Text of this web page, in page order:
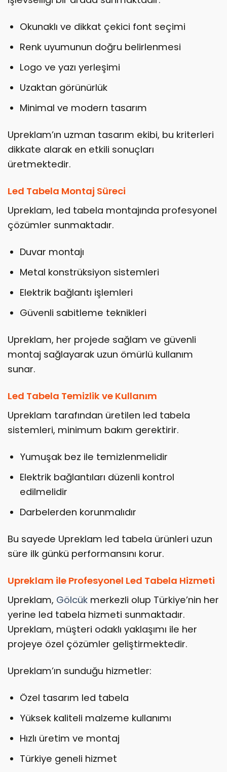
Okunaklı ve dikkat çekici font seçimi
Renk uyumunun doğru belirlenmesi
Logo ve yazı yerleşimi
Uzaktan görünürlük
Minimal ve modern tasarım
Upreklam’ın uzman tasarım ekibi, bu kriterleri
dikkate alarak en etkili sonuçları
üretmektedir.
Led Tabela Montaj Süreci
Upreklam, led tabela montajında profesyonel
çözümler sunmaktadır.
Duvar montajı
Metal konstrüksiyon sistemleri
Elektrik bağlantı işlemleri
Güvenli sabitleme teknikleri
Upreklam, her projede sağlam ve güvenli
montaj sağlayarak uzun ömürlü kullanım
sunar.
Led Tabela Temizlik ve Kullanım
Upreklam tarafından üretilen led tabela
sistemleri, minimum bakım gerektirir.
Yumuşak bez ile temizlenmelidir
Elektrik bağlantıları düzenli kontrol
edilmelidir
Darbelerden korunmalıdır
Bu sayede Upreklam led tabela ürünleri uzun
süre ilk günkü performansını korur.
Upreklam ile Profesyonel Led Tabela Hizmeti
Upreklam, Gölcük merkezli olup Türkiye’nin her
yerine led tabela hizmeti sunmaktadır.
Upreklam, müşteri odaklı yaklaşımı ile her
projeye özel çözümler geliştirmektedir.
Upreklam’ın sunduğu hizmetler:
Özel tasarım led tabela
Yüksek kaliteli malzeme kullanımı
Hızlı üretim ve montaj
Türkiye geneli hizmet